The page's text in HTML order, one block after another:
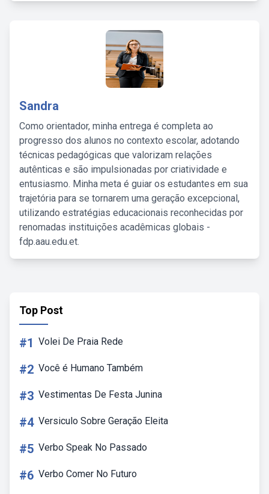
Sandra
Como orientador, minha entrega é completa ao
progresso dos alunos no contexto escolar, adotando
técnicas pedagógicas que valorizam relações
autênticas e são impulsionadas por criatividade e
entusiasmo. Minha meta é guiar os estudantes em sua
trajetória para se tornarem uma geração excepcional,
utilizando estratégias educacionais reconhecidas por
renomadas instituições acadêmicas globais -
fdp.aau.edu.et.
Top Post
#1 Volei De Praia Rede
#2 Você é Humano Também
#3 Vestimentas De Festa Junina
#4 Versiculo Sobre Geração Eleita
#5 Verbo Speak No Passado
#6 Verbo Comer No Futuro